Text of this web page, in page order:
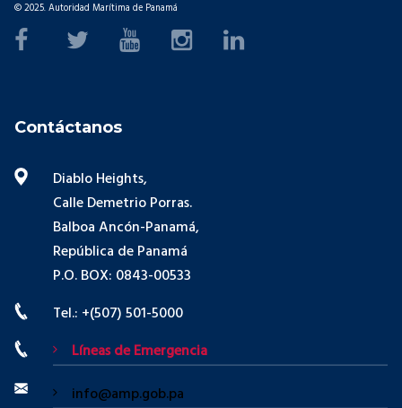
© 2025. Autoridad Marítima de Panamá
Contáctanos
Diablo Heights,
Calle Demetrio Porras.
Balboa Ancón-Panamá,
República de Panamá
P.O. BOX: 0843-00533
Tel.: +(507) 501-5000
Líneas de Emergencia
info@amp.gob.pa